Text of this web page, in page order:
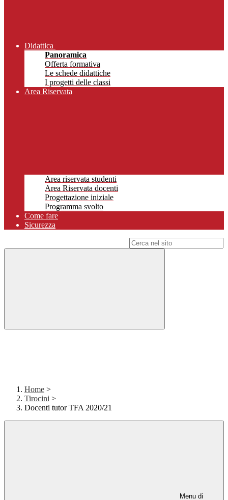
Didattica
Panoramica
Offerta formativa
Le schede didattiche
I progetti delle classi
Area Riservata
Area riservata studenti
Area Riservata docenti
Progettazione iniziale
Programma svolto
Come fare
Sicurezza
Home >
Tirocini >
Docenti tutor TFA 2020/21
Menu di